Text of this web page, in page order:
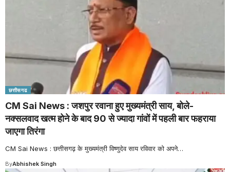
छत्तीसगढ
CM Sai News : जशपुर रवाना हुए मुख्यमंत्री साय, बोले-
नक्सलवाद खत्म होने के बाद 90 से ज्यादा गांवों में पहली बार फहराया
जाएगा तिरंगा
CM Sai News : छत्तीसगढ़ के मुख्यमंत्री विष्णुदेव साय रविवार को अपने…
ByAbhishek Singh